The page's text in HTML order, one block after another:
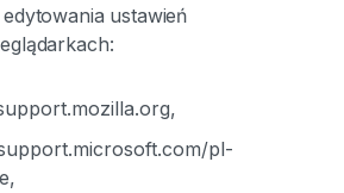
ustawień
pl-